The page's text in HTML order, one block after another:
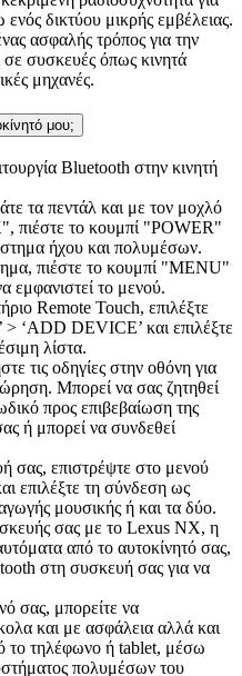
δικτύου μικρής εμβέλειας.
ασφαλής τρόπος για την
συσκευές όπως κινητά
μηχανές.
μου;
Bluetooth στην κινητή
τα πεντάλ και με τον μοχλό
πιέστε το κουμπί "POWER"
ήχου και πολυμέσων.
πιέστε το κουμπί "MENU"
εμφανιστεί το μενού.
Remote Touch, επιλέξτε
‘ADD DEVICE’ και επιλέξτε
λίστα.
τις οδηγίες στην οθόνη για
Μπορεί να σας ζητηθεί
προς επιβεβαίωση της
ή μπορεί να συνδεθεί
σας, επιστρέψτε στο μενού
επιλέξτε τη σύνδεση ως
μουσικής ή και τα δύο.
σας με το Lexus ΝΧ, η
από το αυτοκίνητό σας,
στη συσκευή σας για να
σας, μπορείτε να
και με ασφάλεια αλλά και
το τηλέφωνο ή tablet, μέσω
πολυμέσων του